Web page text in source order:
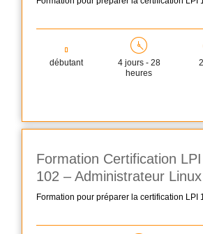
débutant
4 jours - 28
heures
Formation Certification LPI
102 – Administrateur Linux
Formation pour préparer la certification LPI